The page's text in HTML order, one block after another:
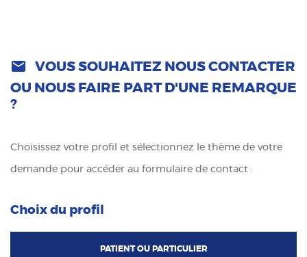

VOUS SOUHAITEZ NOUS CONTACTER
OU NOUS FAIRE PART D'UNE REMARQUE
?
Choisissez votre profil et sélectionnez le thème de votre
demande pour accéder au formulaire de contact :
Choix du profil
PATIENT OU PARTICULIER